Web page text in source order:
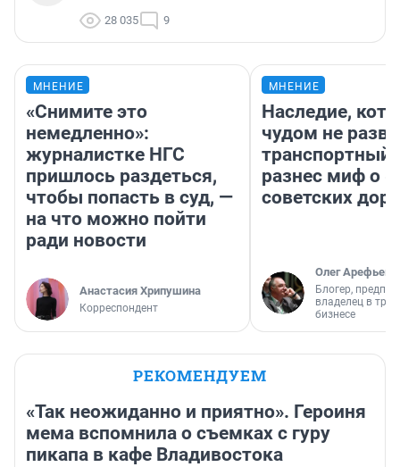
28 035 9
МНЕНИЕ
«Снимите это
немедленно»:
журналистке НГС
пришлось раздеться,
чтобы попасть в суд, —
на что можно пойти
ради новости
Анастасия Хрипушина
Корреспондент
МНЕНИЕ
Наследие,
чудом не
транспортный
разнес миф о
советских
Олег Арефьев
Блогер,
владелец в
бизнесе
РЕКОМЕНДУЕМ
«Так неожиданно и приятно». Героиня
мема вспомнила о съемках с гуру
пикапа в кафе Владивостока